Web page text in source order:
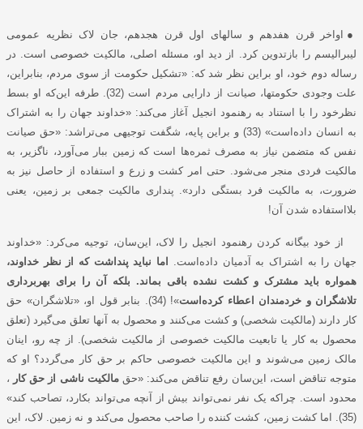
● اواخر قرن هفدهم و سالهای اول قرن هجدهم، جان لاک نظریه عمومی
لیبرالیسم را بازتدوین کرد. از دید او، مسئله اصلی، مالکیت خصوصی است. در
رساله دوم خود، او براین نظر شد که: «تشکیل حکومت از سوی مردم، بنابراین،
علت وجودی حکومتها، صیانت از دارایی مردم است (32). طرفه این‌که او بسط
نظرخود را با استناد به رهنمود انجیل آغاز می‌کند: «خداوند جهان را به اشتراک
به انسان داده‌است» (33) و براین پایه، شگفت توجیهی می‌تراشد: «حق صیانت
نفس که متضمن نیاز به مصرف ثمره‌ها است که زمین ببار می‌آورد، ناگزیر، به
مالکیت فردی منجر می‌شود. حتی امر کشت و زرع و استفاده از حاصل نیز به
ضرورت، به مالکیت فرد بستگی دارد». پنداری مالکیت جمعی بر زمین، یعنی
بلااستفاده شدن آن!
از خود بیگانه کردن رهنمود انجیل را لاک، این‌سان، توجیه می‌کرد: «خداوند
جهان را به اشتراک به آدمیان داده‌است.
اما نباید پنداشت که از نظر خداوند،
همواره باید مشترک و کشت نشده باقی بماند. بلکه آن را برای بهر‌برداری
تلاشگران و خردمندان اعطاء کرده‌است
»! (34). بنابر قول او، «تلاشگران» حق
کار دارند (مالکیت شخصی) و کشت می‌کنند و محصول به آنها تعلق می‌گیرد (تعلق
محصول به کار یا تابعیت مالکیت خصوصی از مالکیت شخصی). از چه رو، اینان
مالک زمین می‌شوند و این مالکیت خصوصی حاکم بر حق کار می‌گردد؟ او که
متوجه تناقض است، این‌سان رفع تناقض می‌کند: «حقمالکیت ناشی از حق کار ،
محدود است. چراکه یک نفر نمی‌تواند بیش از آنچه می‌تواند بکارد، تصاحب کند»
(35). اما کشت زمین، کشت کننده را صاحب محصول می‌کند و نه زمین. لاک، این